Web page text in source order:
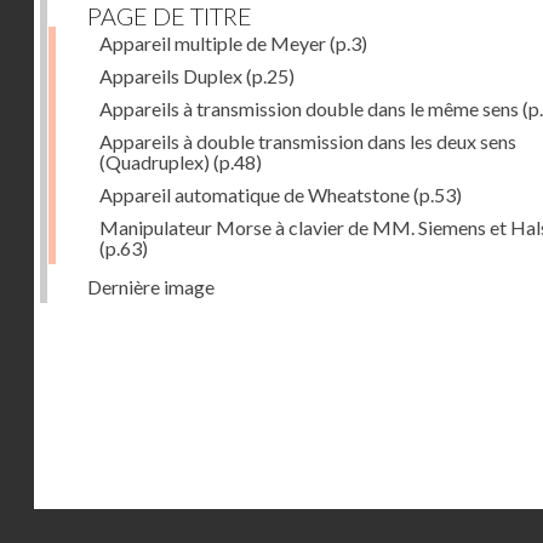
PAGE DE TITRE
Appareil multiple de Meyer(p.3)
Appareils Duplex(p.25)
Appareils à transmission double dans le même sens
Appareils à double transmission dans les deux sens
(Quadruplex) (p.48)
Appareil automatique de Wheatstone(p.53)
Manipulateur Morse à clavier de MM. Siemens et
(p.63)
Dernière image